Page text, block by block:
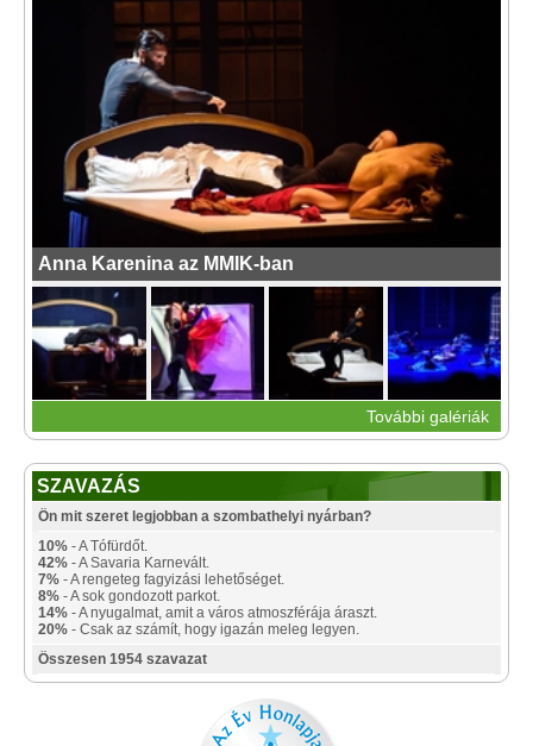
Anna Karenina az MMIK-ban
További galériák
SZAVAZÁS
Ön mit szeret legjobban a szombathelyi nyárban?
10% - A Tófürdőt.
42% - A Savaria Karnevált.
7% - A rengeteg fagyizási lehetőséget.
8% - A sok gondozott parkot.
14% - A nyugalmat, amit a város atmoszférája áraszt.
20% - Csak az számít, hogy igazán meleg legyen.
Összesen 1954 szavazat